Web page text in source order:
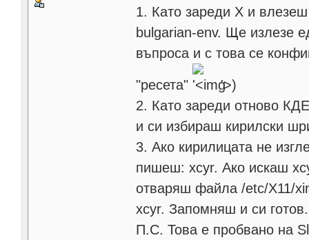
1. Като зареди Х и
bulgarian-env. Ще излезе
въпроса и с това се
"ресета" '>)
2. Като зареди отново
и си избираш кирилски
3. Ако кирилицата не
пишеш: xcyr. Ако искаш
отваряш файла /etc/X11/
xcyr. Запомняш и си
П.С. Това е пробвано на